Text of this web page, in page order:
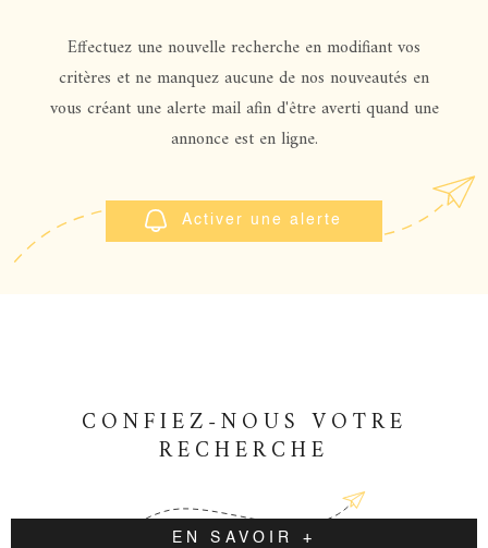
GESTION
CONTACT
Effectuez une nouvelle recherche en modifiant vos
critères et ne manquez aucune de nos nouveautés en
vous créant une alerte mail afin d'être averti quand une
annonce est en ligne.
Activer une alerte
CONFIEZ-NOUS VOTRE
RECHERCHE
EN SAVOIR +
RÉFÉRENCE
PARTICULARITÉ
RECHERCHER